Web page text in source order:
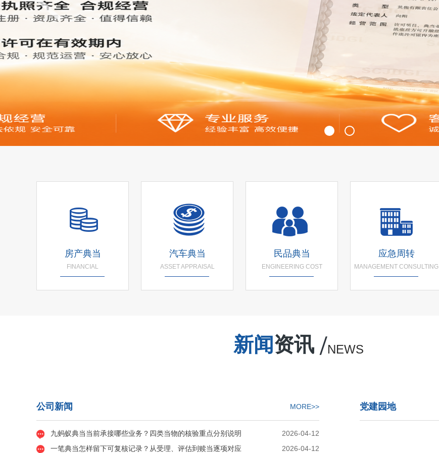
房产典当
FINANCIAL
汽车典当
ASSET APPRAISAL
民品典当
ENGINEERING COST
应急周转
MANAGEMENT CONSULTING
新闻资讯 NEWS
公司新闻 MORE>>
九蚂蚁典当当前承接哪些业务？四类当物的核验重点分别说明
2026-04-12
一笔典当怎样留下可复核记录？从受理、评估到赎当逐项对应
2026-04-12
党建园地